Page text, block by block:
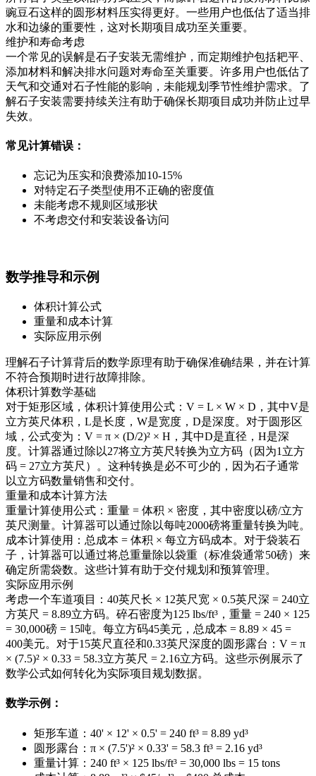
豌豆石这样的圆形材料压实得更好。一些用户也低估了适当排
水和边缘的重要性，这对长期项目成功至关重要。
维护和寿命考虑
一个常见的误解是石子安装无需维护，而定期维护包括耙平、
添加材料和解决排水问题对寿命至关重要。许多用户也低估了
天气和交通对石子性能的影响，未能规划季节性维护需求。了
解石子安装需要持续关注有助于确保长期项目成功并防止过早
失效。
常见计算错误：
忘记为压实和浪费添加10-15%
对特定石子类型使用不正确的密度值
未能考虑不规则区域形状
不考虑交付和安装设备访问
数学推导和示例
体积计算公式
重量和成本计算
实际应用示例
理解石子计算背后的数学原理有助于确保准确结果，并在计算
不符合预期时进行故障排除。
体积计算数学基础
对于矩形区域，体积计算使用公式：V = L × W × D，其中V是
立方英尺体积，L是长度，W是宽度，D是深度。对于圆形区
域，公式变为：V = π × (D/2)² × H，其中D是直径，H是深
度。计算器通过除以27将立方英尺转换为立方码（因为1立方
码 = 27立方英尺）。这种转换是必不可少的，因为石子通常
以立方码数量销售和交付。
重量和成本计算方法
重量计算使用公式：重量 = 体积 × 密度，其中密度以磅/立方
英尺测量。计算器可以通过除以每吨2000磅将重量转换为吨。
成本计算使用：总成本 = 体积 × 每立方码成本。对于袋装石
子，计算器可以通过将总重量除以袋重（标准袋通常50磅）来
确定所需袋数。这些计算有助于交付规划和预算管理。
实际应用示例
考虑一个车道项目：40英尺长 × 12英尺宽 × 0.5英尺深 = 240立
方英尺 = 8.89立方码。碎石密度为125 lbs/ft³，重量 = 240 × 125
= 30,000磅 = 15吨。每立方码45美元，总成本 = 8.89 × 45 =
400美元。对于15英尺直径和0.33英尺深度的圆形露台：V = π
× (7.5)² × 0.33 = 58.3立方英尺 = 2.16立方码。这些示例展示了
数学公式如何转化为实际项目规划数据。
数学示例：
矩形车道：40' × 12' × 0.5' = 240 ft³ = 8.89 yd³
圆形露台：π × (7.5')² × 0.33' = 58.3 ft³ = 2.16 yd³
重量计算：240 ft³ × 125 lbs/ft³ = 30,000 lbs = 15 tons